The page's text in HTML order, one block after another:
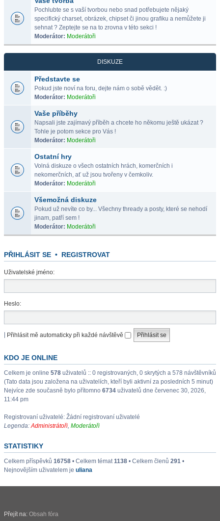
Pochlubte se s vaší tvorbou nebo snad potřebujete nějaký
specifický charset, obrázek, chipset či jinou grafiku a nemůžete ji
sehnat ? Zeptejte se na to zrovna v této sekci !
Moderátor: Moderátoři
DISKUZE
Představte se
Pokud jste noví na foru, dejte nám o sobě vědět. :)
Moderátor: Moderátoři
Vaše příběhy
Napsali jste zajímavý příběh a chcete ho někomu ještě ukázat ?
Tohle je potom sekce pro Vás !
Moderátor: Moderátoři
Ostatní hry
Volná diskuze o všech ostatních hrách, komerčních i
nekomerčních, ať už jsou tvořeny v čemkoliv.
Moderátor: Moderátoři
Všemožná diskuze
Pokud už nevíte co by... Všechny thready a posty, které se nehodí
jinam, patří sem !
Moderátor: Moderátoři
PŘIHLÁSIT SE • REGISTROVAT
Uživatelské jméno:
Heslo:
Přihlásit mě automaticky při každé návštěvě
KDO JE ONLINE
Celkem je online 578 uživatelů :: 0 registrovaných, 0 skrytých a 578 návštěvníků
(Tato data jsou založena na uživatelích, kteří byli aktivní za posledních 5 minut)
Nejvíce zde současně bylo přítomno 6734 uživatelů dne červenec 30, 2026,
11:44 pm
Registrovaní uživatelé: Žádní registrovaní uživatelé
Legenda:Administrátoři, Moderátoři
STATISTIKY
Celkem příspěvků 16758 • Celkem témat1138 • Celkem členů 291 •
Nejnovějším uživatelem je uliana
Přejít na: Obsah fóra